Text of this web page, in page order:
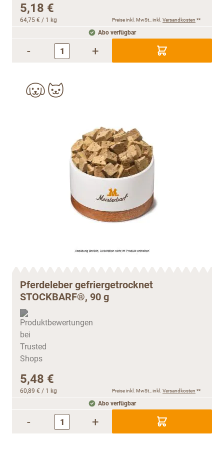
5,18 €
64,75 € / 1 kg Preise inkl. MwSt., inkl. Versandkosten **
Abo verfügbar
- +
Pferdeleber gefriergetrocknet
STOCKBARF®, 90 g
5,48 €
60,89 € / 1 kg Preise inkl. MwSt., inkl. Versandkosten **
Abo verfügbar
- +